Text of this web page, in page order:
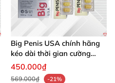
Big Penis USA chính hãng
kéo dài thời gian cường
dương chống xuất tinh sớm
hộp 12 viên
450.000₫
569.000₫
-21%